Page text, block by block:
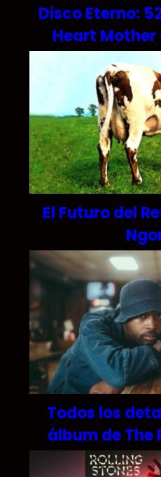
Disco Eterno:
Heart Mother
El Futuro del
Todos los
álbum de The